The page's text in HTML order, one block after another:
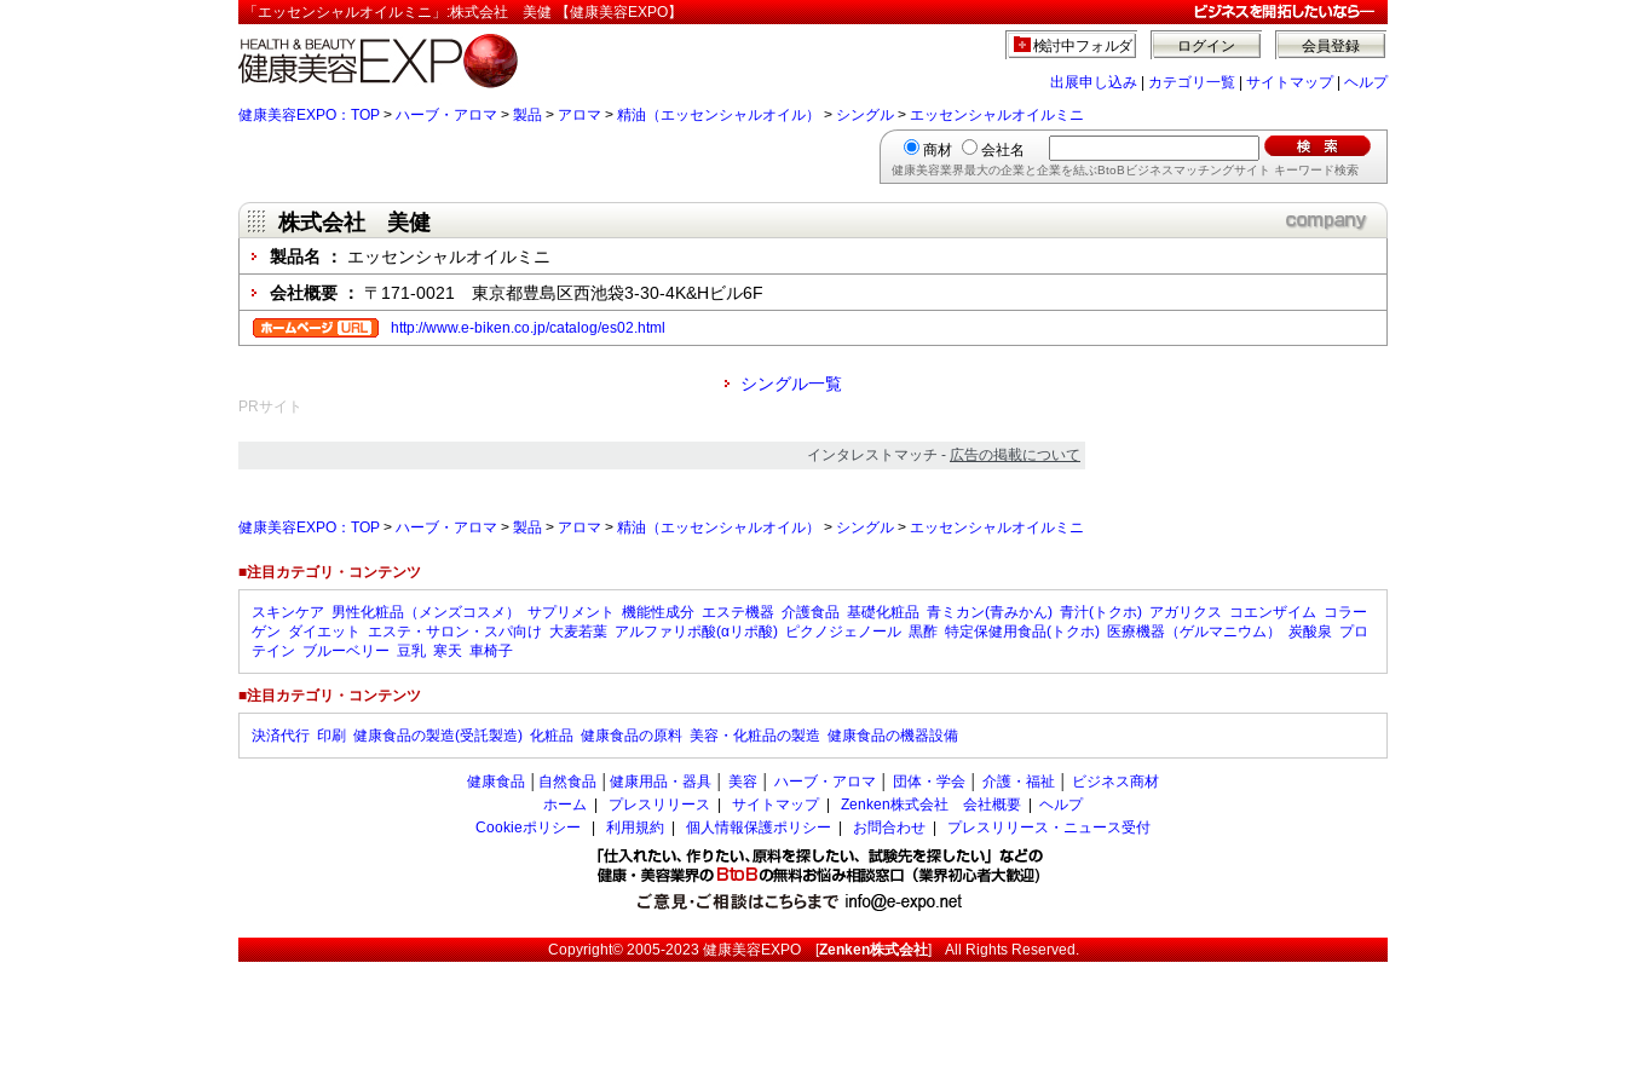
「エッセンシャルオイルミニ」:株式会社 美健 【健康美容EXPO】
会員登録
ログイン
検討中フォルダ
出展申し込み カテゴリ一覧 サイトマップ| ヘルプ
健康美容EXPO：TOP > ハーブ・アロマ > 製品 > アロマ > 精油（エッセンシャルオイル） > シングル > エッセンシャルオイルミニ
商材 会社名
健康美容業界最大の企業と企業を結ぶBtoBビジネスマッチングサイト キーワード検索
株式会社 美健
製品名 ： エッセンシャルオイルミニ
会社概要 ： 〒171-0021 東京都豊島区西池袋3-30-4K&Hビル6F
http://www.e-biken.co.jp/catalog/es02.html
シングル一覧
PRサイト
インタレストマッチ - 広告の掲載について
健康美容EXPO：TOP > ハーブ・アロマ > 製品 > アロマ > 精油（エッセンシャルオイル） > シングル > エッセンシャルオイルミニ
■注目カテゴリ・コンテンツ
スキンケア 男性化粧品（メンズコスメ） サプリメント 機能性成分 エステ機器 介護食品 基礎化粧品 青ミカン(青みかん) 青汁(トクホ) アガリクス コエンザイム コラー
ゲン ダイエット エステ・サロン・スパ向け 大麦若葉 アルファリポ酸(αリポ酸) ピクノジェノール 黒酢 特定保健用食品(トクホ) 医療機器（ゲルマニウム） 炭酸泉 プロ
テイン ブルーベリー 豆乳 寒天 車椅子
■注目カテゴリ・コンテンツ
決済代行 印刷 健康食品の製造(受託製造) 化粧品 健康食品の原料 美容・化粧品の製造 健康食品の機器設備
健康食品 自然食品 健康用品・器具 美容 ハーブ・アロマ 団体・学会 介護・福祉
ビジネス商材
ホーム
プレスリリース サイトマップ| Zenken株式会社 会社概要
ヘルプ
Cookieポリシー
利用規約 個人情報保護ポリシー お問合わせ プレスリリース・ニュース受付
Copyright© 2005-2023健康美容EXPO[Zenken株式会社] All Rights Reserved.